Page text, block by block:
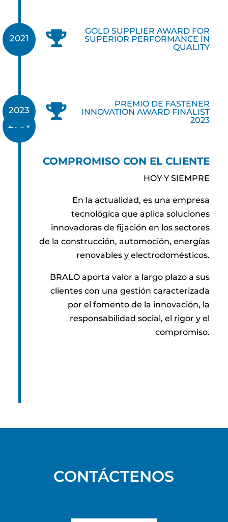
2021 
GOLD SUPPLIER AWARD FOR
SUPERIOR PERFORMANCE IN
QUALITY
2023 
PREMIO DE FASTENER
INNOVATION AWARD FINALIST
2023
COMPROMISO CON EL CLIENTE
HOY Y SIEMPRE
En la actualidad, es una empresa
tecnológica que aplica soluciones
innovadoras de fijación en los sectores
de la construcción, automoción, energías
renovables y electrodomésticos.
BRALO aporta valor a largo plazo a sus
clientes con una gestión caracterizada
por el fomento de la innovación, la
responsabilidad social, el rigor y el
compromiso.
2024
CONTÁCTENOS